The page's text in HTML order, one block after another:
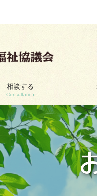
相談する
Consultation